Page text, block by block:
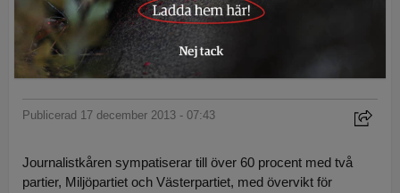
Svenskjakt.se
Riktig jaktjournalistik gör skillnad
Publicerad 17 december 2013 - 07:43
Journalistkåren sympatiserar till över 60 procent med två
partier, Miljöpartiet och Västerpartiet, med övervikt för